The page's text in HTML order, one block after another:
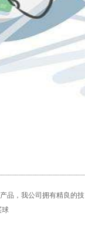
品，我公司拥有精良的技
球